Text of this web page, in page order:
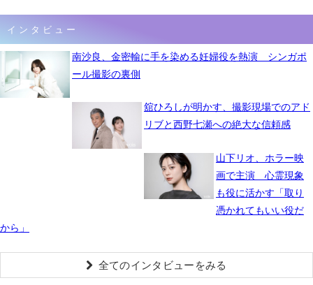
インタビュー
南沙良、金密輸に手を染める妊婦役を熱演 シンガポ
ール撮影の裏側
舘ひろしが明かす、撮影現場でのアド
リブと西野七瀬への絶大な信頼感
山下リオ、ホラー映
画で主演 心霊現象
も役に活かす「取り
憑かれてもいい役だ
から」
全てのインタビューをみる